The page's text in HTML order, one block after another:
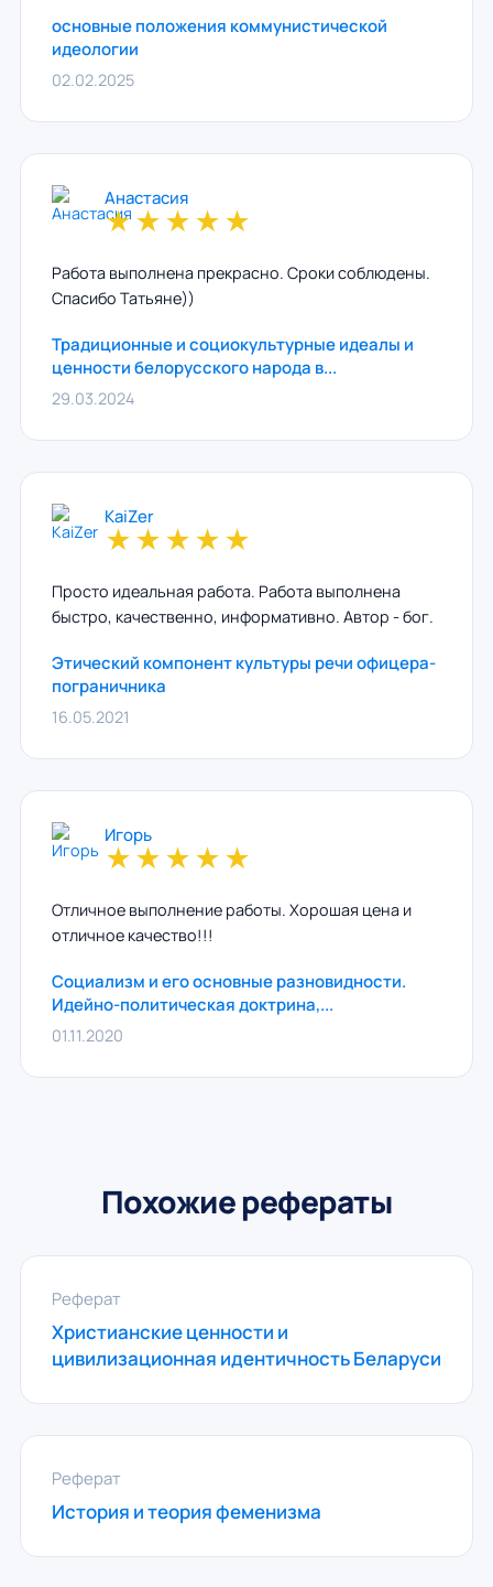
основные положения коммунистической
идеологии
02.02.2025
Анастасия
★★★★★
Работа выполнена прекрасно. Сроки соблюдены.
Спасибо Татьяне))
Традиционные и социокультурные идеалы и
ценности белорусского народа в...
29.03.2024
KaiZer
★★★★★
Просто идеальная работа. Работа выполнена
быстро, качественно, информативно. Автор - бог.
Этический компонент культуры речи офицера-
пограничника
16.05.2021
Игорь
★★★★★
Отличное выполнение работы. Хорошая цена и
отличное качество!!!
Социализм и его основные разновидности.
Идейно-политическая доктрина,...
01.11.2020
Похожие рефераты
Реферат
Христианские ценности и
цивилизационная идентичность Беларуси
Реферат
История и теория феменизма